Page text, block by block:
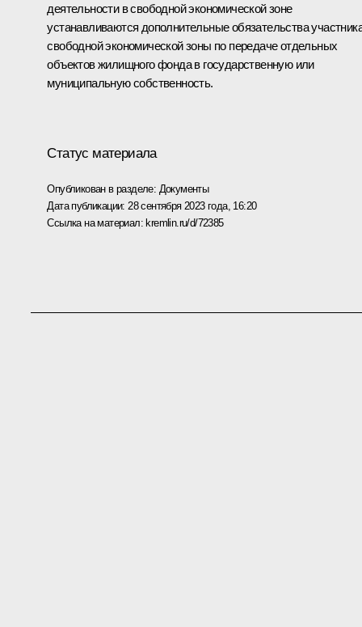
деятельности в свободной экономической зоне
устанавливаются дополнительные обязательства
свободной экономической зоны по передаче отдельных
объектов жилищного фонда в государственную или
муниципальную собственность.
Статус материала
Опубликован в разделе: Документы
Дата публикации: 28 сентября 2023 года, 16:20
Ссылка на материал: kremlin.ru/d/72385